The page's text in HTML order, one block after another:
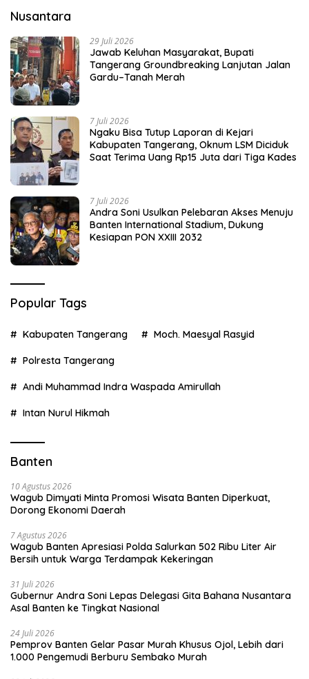
Nusantara
29 Juli 2026
Jawab Keluhan Masyarakat, Bupati
Tangerang Groundbreaking Lanjutan Jalan
Gardu–Tanah Merah
7 Juli 2026
Ngaku Bisa Tutup Laporan di Kejari
Kabupaten Tangerang, Oknum LSM Diciduk
Saat Terima Uang Rp15 Juta dari Tiga Kades
7 Juli 2026
Andra Soni Usulkan Pelebaran Akses Menuju
Banten International Stadium, Dukung
Kesiapan PON XXIII 2032
Popular Tags
Kabupaten Tangerang Moch. Maesyal Rasyid
Polresta Tangerang
Andi Muhammad Indra Waspada Amirullah
Intan Nurul Hikmah
Banten
10 Agustus 2026
Wagub Dimyati Minta Promosi Wisata Banten Diperkuat,
Dorong Ekonomi Daerah
7 Agustus 2026
Wagub Banten Apresiasi Polda Salurkan 502 Ribu Liter Air
Bersih untuk Warga Terdampak Kekeringan
31 Juli 2026
Gubernur Andra Soni Lepas Delegasi Gita Bahana Nusantara
Asal Banten ke Tingkat Nasional
24 Juli 2026
Pemprov Banten Gelar Pasar Murah Khusus Ojol, Lebih dari
1.000 Pengemudi Berburu Sembako Murah